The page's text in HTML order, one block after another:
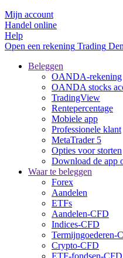
Mijn account
Handel online
Help
Open een rekening Trading
Beleggen
OANDA-rekening
OANDA stocks
TradingView
Rentepercentage
Mobiele app
Professionele klant
MetaTrader 5
Opties voor storten
Download de app
Waar te beleggen
Forex
Aandelen
ETFs
Aandelen-CFD
Indices-CFD
Termijngoederen-
Crypto-CFD
ETF-fondsen-CFD